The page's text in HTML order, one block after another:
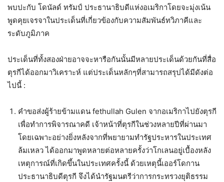
พบปะกับ โดนัลด์ ทรัมป์ ประธานาธิบดีแห่งอเมริกาโดยจะมุ่งเน้น
พูดคุยเจรจาในประเด็นที่เกี่ยวข้องกับความสัมพันธ์ทวิภาคีและ
ระดับภูมิภาค
ประเด็นที่ทั้งสองฝ่ายอาจจะหารือกันนั้นมีหลายประเด็นด้วยกันที่สื่อ
ตุรกีได้ออกมาวิเคราะห์ แต่ประเด็นหลักๆที่สามารถสรุปได้มีดังต่อ
ไปนี้ :
คำขอส่งผู้ร้ายข้ามแดน fethullah Gulen จากอเมริกาไปยังตุรกี
เพื่อทำการพิจารณาคดี เจ้าหน้าที่ตุรกีในช่วงหลายปีที่ผ่านมา
โดยเฉพาะอย่างยิ่งหลังจากที่พยายามทำรัฐประหารในประเทศ
ล้มเหลว ได้ออกมาพูดหลายต่อหลายครั้งว่าโกเลนอยู่เบื้องหลัง
เหตุการณ์ที่เกิดขึ้นในประเทศครั้งนี้ ด้วยเหตุนี้เออร์โดกาน
ประธานาธิบดีตุรกี จึงได้นำรัฐมนตรีว่าการกระทรวงยุติธรรม